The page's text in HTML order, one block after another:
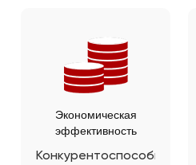
покроем вашу
сумму с помощью
нашей зрелой
производственной
линии.
Экономическая
эффективность
Конкурентоспособные